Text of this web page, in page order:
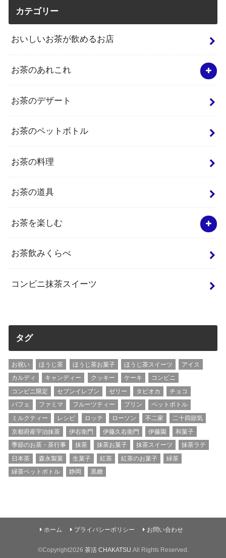
カテゴリー
おいしいお茶が飲めるお店
お茶のあれこれ
お茶のデザート
お茶のペットボトル
お茶の料理
お茶の道具
お茶を楽しむ
お茶飲みくらべ
コンビニ抹茶スイーツ
タグ
お祝い ほうじ茶 ほうじ茶お菓子 ほうじ茶スイーツ
アイス
カルディ
キャンディー クッキー ケーキ
コンビニ
コンビニ限定
セブンイレブン ゼリー タピオカ
チョコ
パフェ
ファミマ フルーツティー プリン
ペットボトル
ミルクティー
レシピ ロッテ ローソン 不二家
二十四節気
京都府産宇治抹茶
伊右衛門 伊藤久右衛門 伊藤園
和菓子
季節のお茶・茶行事
抹茶 抹茶お菓子 抹茶スイーツ
抹茶ラテ
日本茶
森永製菓 生菓子 紅茶 紅茶のお菓子
緑茶
緑茶ペットボトル
静岡 黒糖
ホーム プライバシーポリシー お問い合わせ
©Copyright2026 茶活 CHAKATSU.All Rights Reserved.